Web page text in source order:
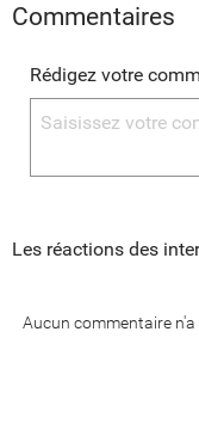
Commentaires
Rédigez votre
Les réactions des
Aucun commentaire n'a